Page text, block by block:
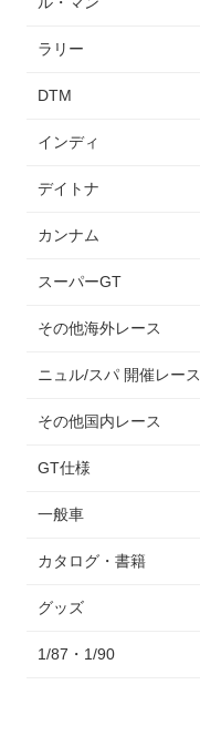
ラリー
DTM
インディ
デイトナ
カンナム
スーパーGT
その他海外レース
ニュル/スパ 開催レース
その他国内レース
GT仕様
一般車
カタログ・書籍
グッズ
1/87・1/90